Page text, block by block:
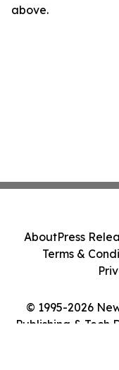
above.
© 1995-2026
Publishing & Tech
AboutPress
Terms &